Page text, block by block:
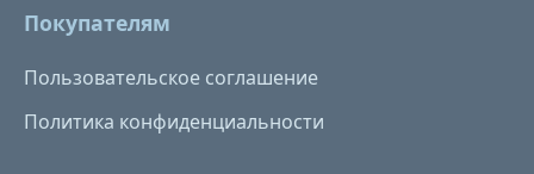
Покупателям
Пользовательское соглашение
Политика конфиденциальности